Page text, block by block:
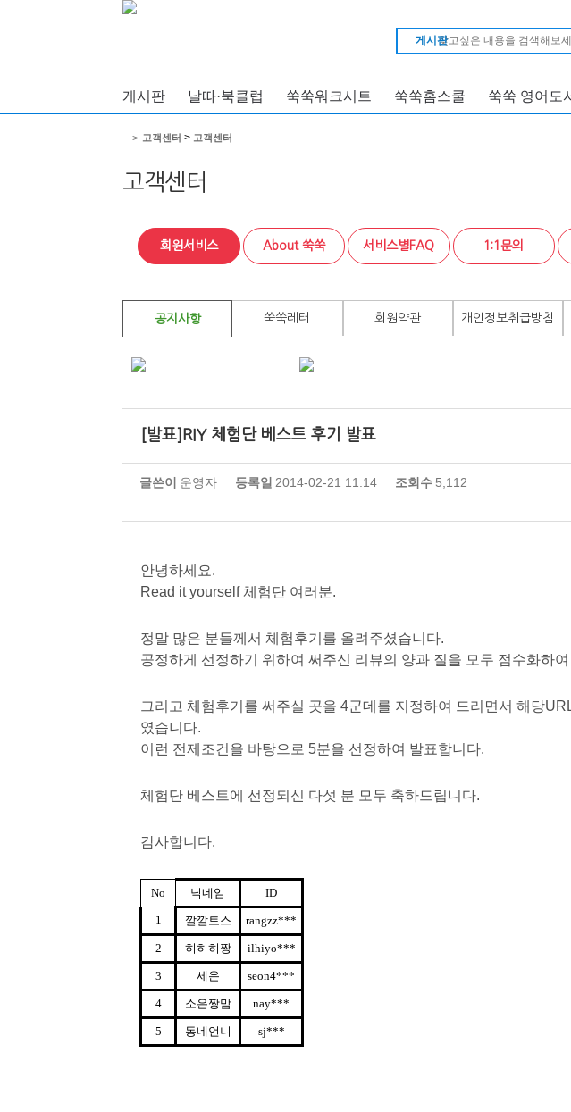
게시판
게시판 날따·북클럽 쑥쑥워크시트 쑥쑥홈스쿨 쑥쑥 영어도
고객센터
> 고객센터 > 고객센터
회원서비스 About 쑥쑥 서비스별FAQ 1:1문의
공지사항 쑥쑥레터 회원약관 개인정보취급방침
[발표]RIY 체험단 베스트 후기 발표
글쓴이 운영자 등록일 2014-02-21 11:14 조회수 5,112
안녕하세요.
Read it yourself 체험단 여러분.
정말 많은 분들께서 체험후기를 올려주셨습니다.
공정하게 선정하기 위하여 써주신 리뷰의 양과 질을 모두 점수화하
그리고 체험후기를 써주실 곳을 4군데를 지정하여 드리면서 해당
였습니다.
이런 전제조건을 바탕으로 5분을 선정하여 발표합니다.
체험단 베스트에 선정되신 다섯 분 모두 축하드립니다.
감사합니다.
No 닉네임
ID
1
깔깔토스 rangzz***
2 히히히짱 ilhiyo***
3 세온 seon4***
4 소은짱맘 nay***
5 동네언니 sj***